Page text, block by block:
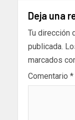
Deja una
Tu dirección
publicada.
marcados
Comentario *